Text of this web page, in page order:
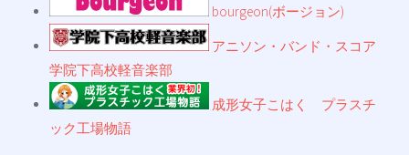
bourgeon(ボージョン)
アニソン・バンド・スコア
学院下高校軽音楽部
成形女子こはく プラスチ
ック工場物語